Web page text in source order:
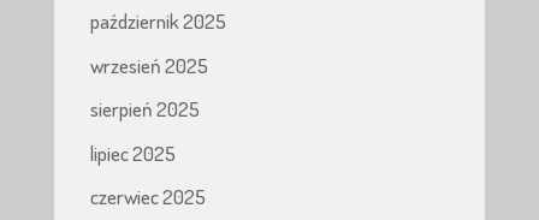
październik 2025
wrzesień 2025
sierpień 2025
lipiec 2025
czerwiec 2025